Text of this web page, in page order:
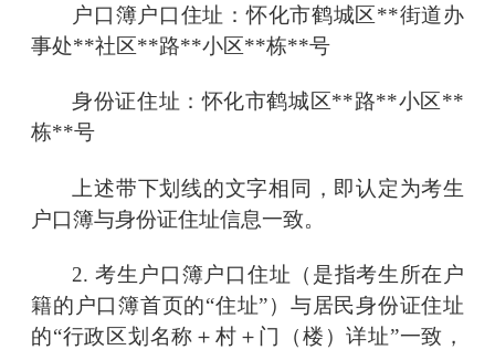
户口簿户口住址：怀化市鹤城区 **街道办
事处**社区**路**小区**栋**号
身份证住址：怀化市鹤城区**路**小区**
栋**号
上述带下划线的文字相同，即认定为考生
户口簿与身份证住址信息一致。
2. 考生户口簿户口住址（是指考生所在户
籍的户口簿首页的“住址”）与居民身份证住址
的“行政区划名称＋村＋门（楼）详址”一致，